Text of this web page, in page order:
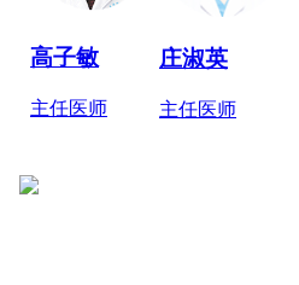
高子敏
主任医师
庄淑英
主任医师